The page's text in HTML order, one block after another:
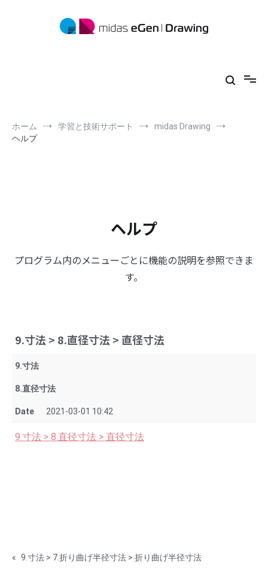
ホーム 学習と技術サポート
midas Drawing
ヘルプ
ヘルプ
プログラム内のメニューごとに機能の説明を参照できま
す。
9.寸法 > 8.直径寸法 > 直径寸法
9.寸法
8.直径寸法
Date 2021-03-01 10:42
9.寸法 > 8.直径寸法 > 直径寸法
« 9.寸法 > 7.折り曲げ半径寸法 > 折り曲げ半径寸法